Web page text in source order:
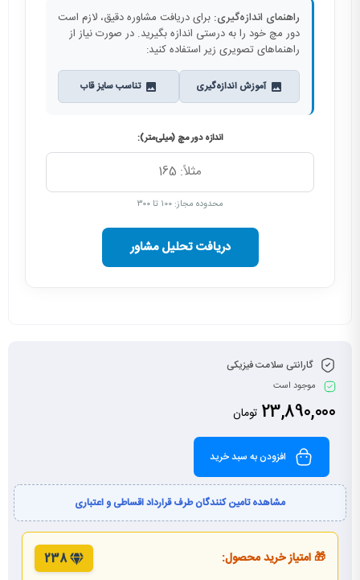
راهنمای اندازه‌گیری: برای دریافت مشاوره دقیق، لازم است
دور مچ خود را به درستی اندازه بگیرید. در صورت نیاز از
راهنماهای تصویری زیر استفاده کنید:
آموزش اندازه‌گیری تناسب سایز قاب
اندازه دور مچ (میلی‌متر):
محدوده مجاز: ۱۰۰ تا ۳۰۰
دریافت تحلیل مشاور
گارانتی سلامت فیزیکی
موجود است
23,890,000 تومان
افزودن به سبد خرید
مشاهده تامین کنندگان طرف قرارداد اقساطی و اعتباری
🎁 امتیاز خرید محصول: 238